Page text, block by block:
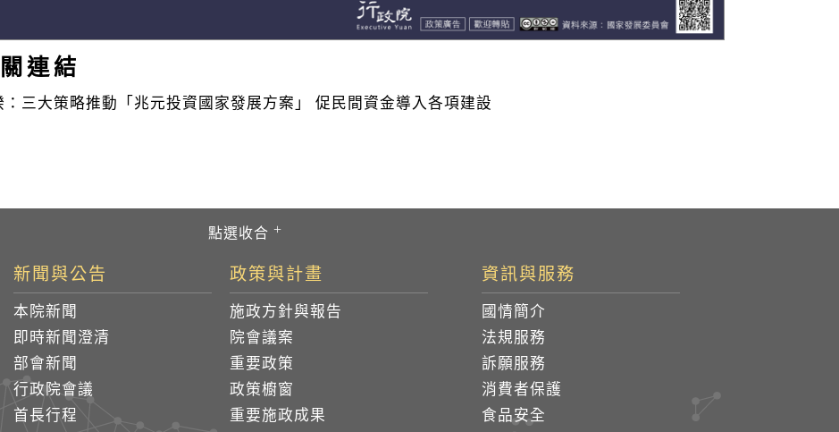
連結
：三大策略推動「兆元投資國家發展方案」 促民間資金導入各項建設
新聞與公告
本院新聞
即時新聞澄清
部會新聞
行政院會議
首長行程
政策與計畫
施政方針與報告
院會議案
重要政策
政策櫥窗
重要施政成果
資訊與服務
國情簡介
法規服務
訴願服務
消費者保護
食品安全